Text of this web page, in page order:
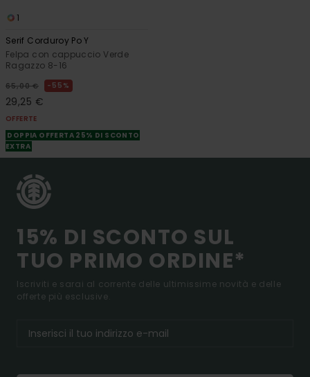
1
Serif Corduroy Po Y
Felpa con cappuccio Verde
Ragazzo 8-16
65,00 € 55%
29,25 €
OFFERTE
DOPPIA OFFERTA 25% DI SCONTO
EXTRA
15% DI SCONTO SUL
TUO PRIMO ORDINE*
Iscriviti e sarai al corrente delle ultimissime novità e delle
offerte più esclusive.